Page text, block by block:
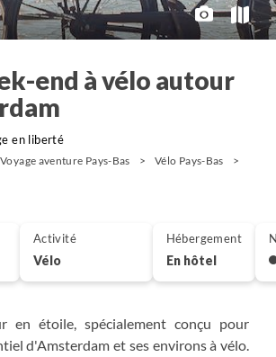
end à vélo autour
en liberté
Voyage aventure Pays-Bas Vélo Pays-Bas
en étoile, spécialement conçu pour
d'Amsterdam et ses environs à vélo.
Activité
Vélo
Hébergement
En hôtel